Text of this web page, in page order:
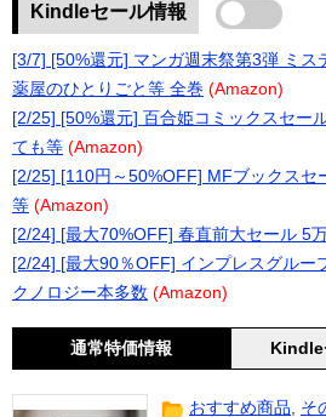
Kindleセール情報
[3/7] [50%還元] マンガ週末祭第3弾 ミス
薬屋のひとりごと等 全巻 (Amazon)
[2/25] [50%還元] 百合姫コミックスセー
ても等 (Amazon)
[2/25] [110円～50%OFF] MFブックスセ
等 (Amazon)
[2/24] [最大70%OFF] 春直前大セール 5
[2/24] [最大90％OFF] インプレスグルー
クノロジー本多数 (Amazon)
通常特価情報 Kindle
おすすめ商品, そ